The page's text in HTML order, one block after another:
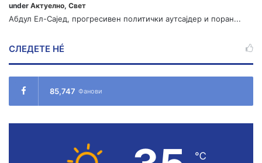
under Актуелно, Свет
Абдул Ел-Сајед, прогресивен политички аутсајдер и поран...
СЛЕДЕТЕ НÉ
85,747 Фанови
℃